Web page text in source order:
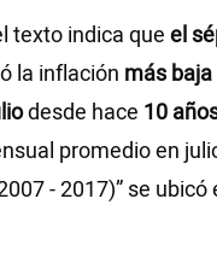
texto indica que el
la inflación más
desde hace 10
promedio en
- 2017)” se ubicó